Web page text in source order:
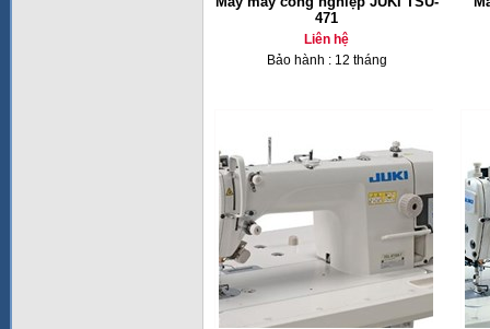
471
Liên hệ
Bảo hành : 12 tháng